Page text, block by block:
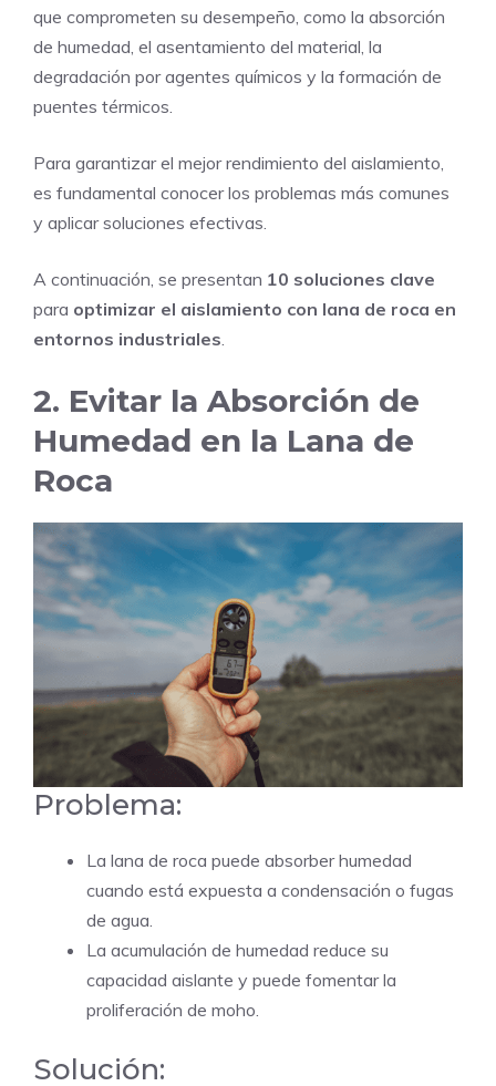
que comprometen su desempeño, como la absorción
de humedad, el asentamiento del material, la
degradación por agentes químicos y la formación de
puentes térmicos.
Para garantizar el mejor rendimiento del aislamiento,
es fundamental conocer los problemas más comunes
y aplicar soluciones efectivas.
A continuación, se presentan 10 soluciones clave
para optimizar el aislamiento con lana de roca en
entornos industriales.
2. Evitar la Absorción de
Humedad en la Lana de
Roca
Problema:
La lana de roca puede absorber humedad
cuando está expuesta a condensación o fugas
de agua.
La acumulación de humedad reduce su
capacidad aislante y puede fomentar la
proliferación de moho.
Solución: